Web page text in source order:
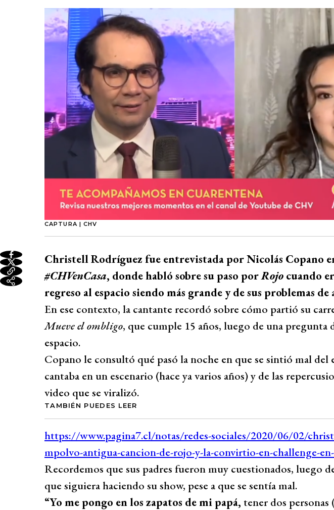
CAPTURA | CHV
Christell Rodríguez fue entrevistada por Nicolás Copano
#CHVenCasa, donde habló sobre su paso porRojo cuando
regreso al espacio siendo más grande y de sus problemas
En ese contexto, la cantante recordó sobre cómo partió su
Mueve el ombligo, que cumple 15 años, luego de una
espacio.
Copano le consultó qué pasó la noche en que se sintió mal del
cantaba en un escenario (hace ya varios años) y de las
video que se viralizó.
TAMBIÉN PUEDES LEER
Recordemos que sus padres fueron muy cuestionados, luego
que siguiera haciendo su show, pese a que se sentía mal.
“Yo me pongo en los zapatos de mi papá, tener dos